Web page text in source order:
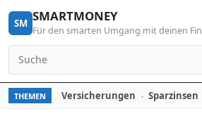
Skip to content
SM SMARTMONEY
Für den smarten Umgang mit deinen
Search for:
THEMEN Versicherungen Sparzinsen